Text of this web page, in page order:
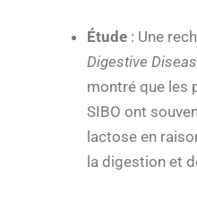
Étude : Une
Digestive
montré que les
SIBO ont
lactose en
la digestion et